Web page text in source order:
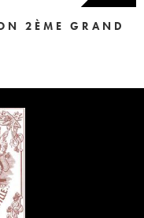
2ÈME GRAND